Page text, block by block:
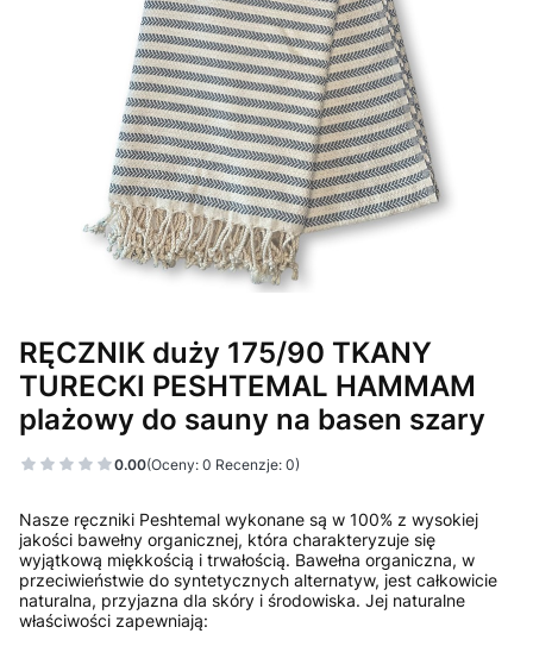
RĘCZNIK duży 175/90 TKANY
TURECKI PESHTEMAL HAMMAM
plażowy do sauny na basen szary
0.00(Oceny: 0 Recenzje: 0)
Nasze ręczniki Peshtemal wykonane są w 100% z wysokiej
jakości bawełny organicznej, która charakteryzuje się
wyjątkową miękkością i trwałością. Bawełna organiczna, w
przeciwieństwie do syntetycznych alternatyw, jest całkowicie
naturalna, przyjazna dla skóry i środowiska. Jej naturalne
właściwości zapewniają: